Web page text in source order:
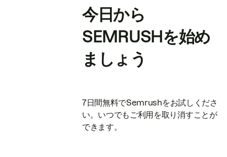
今日から
SEMRUSHを始め
ましょう
7日間無料でSemrushをお試しくださ
い。いつでもご利用を取り消すことが
できます。